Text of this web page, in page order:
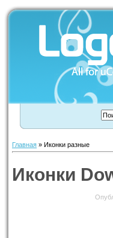
Главная » Иконки разные
Иконки